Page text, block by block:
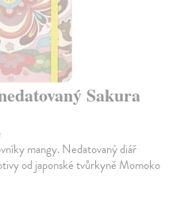
Sakura
mangy. Nedatovaný diář
od japonské tvůrkyně Momoko